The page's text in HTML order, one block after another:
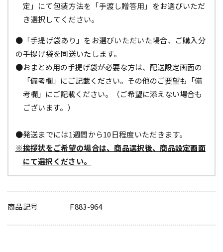
定」にて包装方法を「手渡し贈答用」をお選びいただ
き選択してください。
●「手提げ袋あり」をお選びいただいた場合、ご購入分
の手提げ袋を同送いたします。
●おまとめ用の手提げ袋が必要な方は、配送設定画面の
「備考欄」にご記載ください。その他のご要望も「備
考欄」にご記載ください。（ご希望に添えない場合も
ございます。）
●発送までには1週間から10日程度いただきます。
※挨拶状をご希望の場合は、商品選択後、商品設定画面
にて選択ください。
商品記号 F883-964